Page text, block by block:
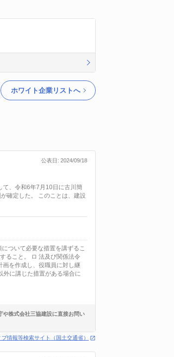
ホワイト企業リストへ
公表日: 2024/09/18
て、令和6年7月10日に古川簡
確定した。 このことは、建設
ついて必要な措置を講ずるこ
ること。 ロ 法及び関係法令
を作成し、役職員に対し継
外に講じた措置がある場合に
や株式会社三協建設に直接お問い
ブ情報等検索サイト（国土交通省）